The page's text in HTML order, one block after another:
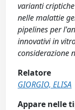
varianti
nelle malattie
pipelines per
innovativi in
considerazione
Relatore
GIORGIO, ELISA
Appare nelle